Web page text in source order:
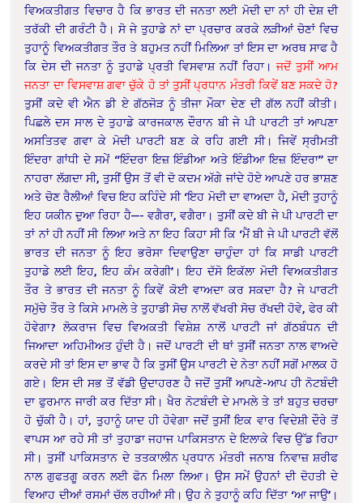
ਵਿਅਕਤੀਗਤ ਵਿਚਾਰ ਹੈ ਕਿ ਭਾਰਤ ਦੀ ਜਨਤਾ ਲਈ ਮੋਦੀ ਦਾ ਨਾਂ ਹੀ ਦੇਸ਼ ਦੀ
ਤਰੱਕੀ ਦੀ ਗਰੰਟੀ ਹੈ। ਸੋ ਜੇ ਤੁਹਾਡੇ ਨਾਂ ਦਾ ਪ੍ਰਚਾਰ ਕਰਕੇ ਲੜੀਆਂ ਚੋਣਾਂ ਵਿਚ
ਤੁਹਾਨੂੰ ਵਿਅਕਤੀਗਤ ਤੌਰ ਤੇ ਬਹੁਮਤ ਨਹੀਂ ਮਿਲਿਆ ਤਾਂ ਇਸ ਦਾ ਅਰਥ ਸਾਫ ਹੈ
ਕਿ ਦੇਸ ਦੀ ਜਨਤਾ ਨੂੰ ਤੁਹਾਡੇ ਪ੍ਰਤੀ ਵਿਸਵਾਸ਼ ਨਹੀਂ ਰਿਹਾ। ਜਦੋਂ ਤੁਸੀਂ ਆਮ
ਜਨਤਾ ਦਾ ਵਿਸਵਾਸ਼ ਗਵਾ ਚੁੱਕੇ ਹੋ ਤਾਂ ਤੁਸੀਂ ਪ੍ਰਧਾਨ ਮੰਤਰੀ ਕਿਵੇਂ ਬਣ ਸਕਦੇ ਹੋ?
ਤੁਸੀਂ ਕਦੇ ਵੀ ਐਨ ਡੀ ਏ ਗੱਠਜੋੜ ਨੂੰ ਤੀਜਾ ਮੌਕਾ ਦੇਣ ਦੀ ਗੱਲ ਨਹੀਂ ਕੀਤੀ।
ਪਿਛਲੇ ਦਸ ਸਾਲ ਦੇ ਤੁਹਾਡੇ ਕਾਰਜਕਾਲ ਦੌਰਾਨ ਬੀ ਜੇ ਪੀ ਪਾਰਟੀ ਤਾਂ ਆਪਣਾ
ਅਸਤਿਤਵ ਗਵਾ ਕੇ ਮੋਦੀ ਪਾਰਟੀ ਬਣ ਕੇ ਰਹਿ ਗਈ ਸੀ। ਜਿਵੇਂ ਸ੍ਰੀਮਤੀ
ਇੰਦਰਾ ਗਾਂਧੀ ਦੇ ਸਮੇਂ “ਇੰਦਰਾ ਇਜ਼ ਇੰਡੀਆ ਅਤੇ ਇੰਡੀਆ ਇਜ਼ ਇੰਦਰਾ” ਦਾ
ਨਾਹਰਾ ਲੱਗਦਾ ਸੀ, ਤੁਸੀਂ ਉਸ ਤੋਂ ਵੀ ਦੋ ਕਦਮ ਅੱਗੇ ਜਾਂਦੇ ਹੋਏ ਆਪਣੇ ਹਰ ਭਾਸ਼ਣ
ਅਤੇ ਚੋਣ ਰੈਲੀਆਂ ਵਿਚ ਇਹ ਕਹਿੰਦੇ ਸੀ ‘ਇਹ ਮੋਦੀ ਦਾ ਵਾਅਦਾ ਹੈ, ਮੋਦੀ ਤੁਹਾਨੂੰ
ਇਹ ਯਕੀਨ ਦੁਆ ਰਿਹਾ ਹੈ—- ਵਗੈਰਾ, ਵਗੈਰਾ। ਤੁਸੀਂ ਕਦੇ ਬੀ ਜੇ ਪੀ ਪਾਰਟੀ ਦਾ
ਤਾਂ ਨਾਂ ਹੀ ਨਹੀਂ ਸੀ ਲਿਆ ਅਤੇ ਨਾ ਇਹ ਕਿਹਾ ਸੀ ਕਿ ‘ਮੈਂ ਬੀ ਜੇ ਪੀ ਪਾਰਟੀ ਵੱਲੋਂ
ਭਾਰਤ ਦੀ ਜਨਤਾ ਨੂੰ ਇਹ ਭਰੋਸਾ ਦਿਵਾਉਣਾ ਚਾਹੁੰਦਾ ਹਾਂ ਕਿ ਸਾਡੀ ਪਾਰਟੀ
ਤੁਹਾਡੇ ਲਈ ਇਹ, ਇਹ ਕੰਮ ਕਰੇਗੀ’। ਇਹ ਦੱਸੋ ਇਕੱਲਾ ਮੋਦੀ ਵਿਅਕਤੀਗਤ
ਤੌਰ ਤੇ ਭਾਰਤ ਦੀ ਜਨਤਾ ਨੂੰ ਕਿਵੇਂ ਕੋਈ ਵਾਅਦਾ ਕਰ ਸਕਦਾ ਹੈ? ਜੇ ਪਾਰਟੀ
ਸਮੁੱਚੇ ਤੌਰ ਤੇ ਕਿਸੇ ਮਾਮਲੇ ਤੇ ਤੁਹਾਡੀ ਸੋਚ ਨਾਲੋਂ ਵੱਖਰੀ ਸੋਚ ਰੱਖਦੀ ਹੋਵੇ, ਫੇਰ ਕੀ
ਹੋਵੇਗਾ? ਲੋਕਰਾਜ ਵਿਚ ਵਿਅਕਤੀ ਵਿਸ਼ੇਸ਼ ਨਾਲੋਂ ਪਾਰਟੀ ਜਾਂ ਗੱਠਬੰਧਨ ਦੀ
ਜਿਆਦਾ ਅਹਿਮੀਅਤ ਹੁੰਦੀ ਹੈ। ਜਦੋਂ ਪਾਰਟੀ ਦੀ ਥਾਂ ਤੁਸੀਂ ਜਨਤਾ ਨਾਲ ਵਾਅਦੇ
ਕਰਦੇ ਸੀ ਤਾਂ ਇਸ ਦਾ ਭਾਵ ਹੈ ਕਿ ਤੁਸੀਂ ਉਸ ਪਾਰਟੀ ਦੇ ਨੇਤਾ ਨਹੀਂ ਸਗੋਂ ਮਾਲਕ ਹੋ
ਗਏ। ਇਸ ਦੀ ਸਭ ਤੋਂ ਵੱਡੀ ਉਦਾਹਰਣ ਹੈ ਜਦੋਂ ਤੁਸੀਂ ਆਪਣੇ-ਆਪ ਹੀ ਨੋਟਬੰਦੀ
ਦਾ ਫੁਰਮਾਨ ਜਾਰੀ ਕਰ ਦਿੱਤਾ ਸੀ। ਖੈਰ ਨੋਟਬੰਦੀ ਦੇ ਮਾਮਲੇ ਤੇ ਤਾਂ ਬਹੁਤ ਚਰਚਾ
ਹੋ ਚੁੱਕੀ ਹੈ। ਹਾਂ, ਤੁਹਾਨੂੰ ਯਾਦ ਹੀ ਹੋਵੇਗਾ ਜਦੋਂ ਤੁਸੀਂ ਇਕ ਵਾਰ ਵਿਦੇਸ਼ੀ ਦੌਰੇ ਤੋਂ
ਵਾਪਸ ਆ ਰਹੇ ਸੀ ਤਾਂ ਤੁਹਾਡਾ ਜਹਾਜ ਪਾਕਿਸਤਾਨ ਦੇ ਇਲਾਕੇ ਵਿਚ ਉੱਡ ਰਿਹਾ
ਸੀ। ਤੁਸੀਂ ਪਾਕਿਸਤਾਨ ਦੇ ਤਤਕਾਲੀਨ ਪ੍ਰਧਾਨ ਮੰਤਰੀ ਜਨਾਬ ਨਿਵਾਜ਼ ਸ਼ਰੀਫ
ਨਾਲ ਗੁਫਤਗੂ ਕਰਨ ਲਈ ਫੋਨ ਮਿਲਾ ਲਿਆ। ਉਸ ਸਮੇਂ ਉਹਨਾਂ ਦੀ ਦੋਹਤੀ ਦੇ
ਵਿਆਹ ਦੀਆਂ ਰਸਮਾਂ ਚੱਲ ਰਹੀਆਂ ਸੀ। ਉਹ ਨੇ ਤੁਹਾਨੂੰ ਕਹਿ ਦਿੱਤਾ ‘ਆ ਜਾਉ’।